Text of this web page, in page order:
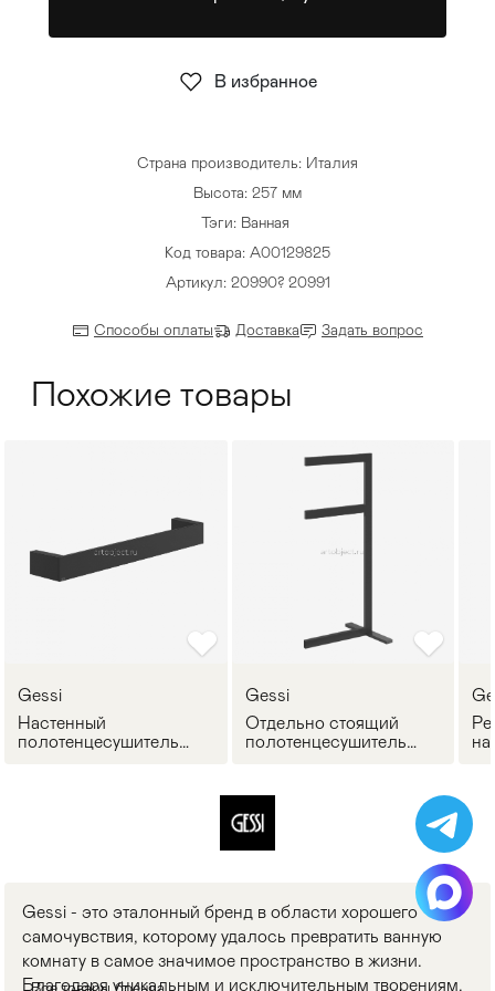
Стулья >
Страна производитель: Италия
Высота: 257 мм
Тэги: Ванная
Код товара: A00129825
Артикул: 20990? 20991
Способы оплаты Доставка Задать вопрос
В избранное
Похожие товары
Gessi
Настенный
полотенцесушитель
Gessi
Отдельно стоящий
полотенцесушитель
Gessi - это эталонный бренд в области хорошего
самочувствия, которому удалось превратить ванную
комнату в самое значимое пространство в жизни.
Благодаря уникальным и исключительным творениям,